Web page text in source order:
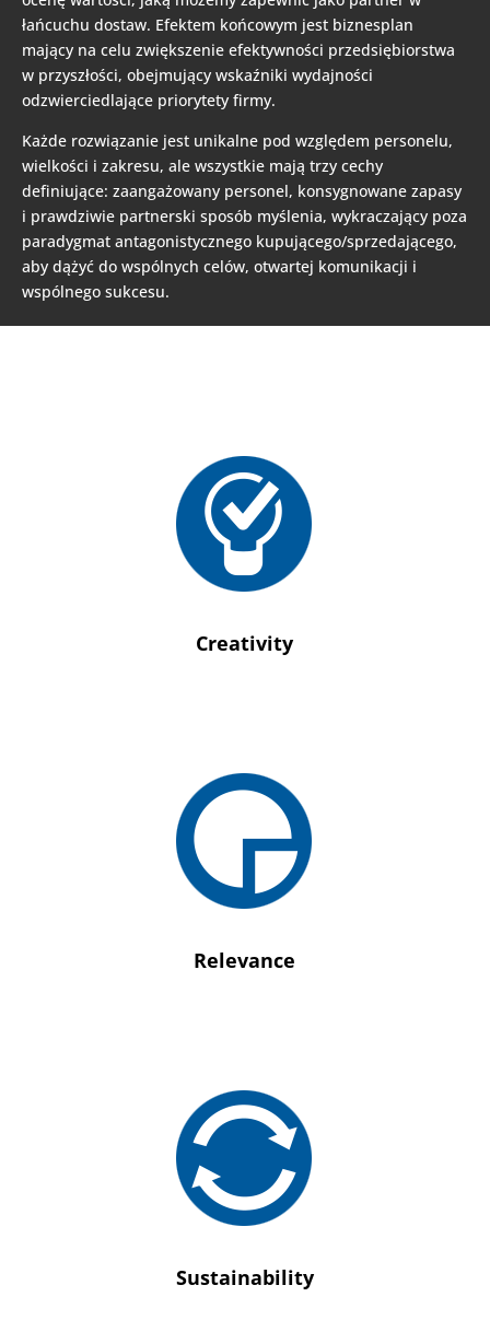
łańcuchu dostaw. Efektem końcowym jest biznesplan
mający na celu zwiększenie efektywności przedsiębiorstwa
w przyszłości, obejmujący wskaźniki wydajności
odzwierciedlające priorytety firmy.
Każde rozwiązanie jest unikalne pod względem personelu,
wielkości i zakresu, ale wszystkie mają trzy cechy
definiujące: zaangażowany personel, konsygnowane zapasy
i prawdziwie partnerski sposób myślenia, wykraczający poza
paradygmat antagonistycznego kupującego/sprzedającego,
aby dążyć do wspólnych celów, otwartej komunikacji i
wspólnego sukcesu.
Creativity
Podważanie konwencji i ciągłe poszukiwanie
lepszych rozwiązań.
Relevance
Odzwierciedlanie unikalnych potrzeb, priorytetów
i celów.
Sustainability
Wprowadzanie trwałych ulepszeń i
długoterminowej wartości; dostarczanie
rozwiązań zgodnych z celami społecznymi i
środowiskowymi.